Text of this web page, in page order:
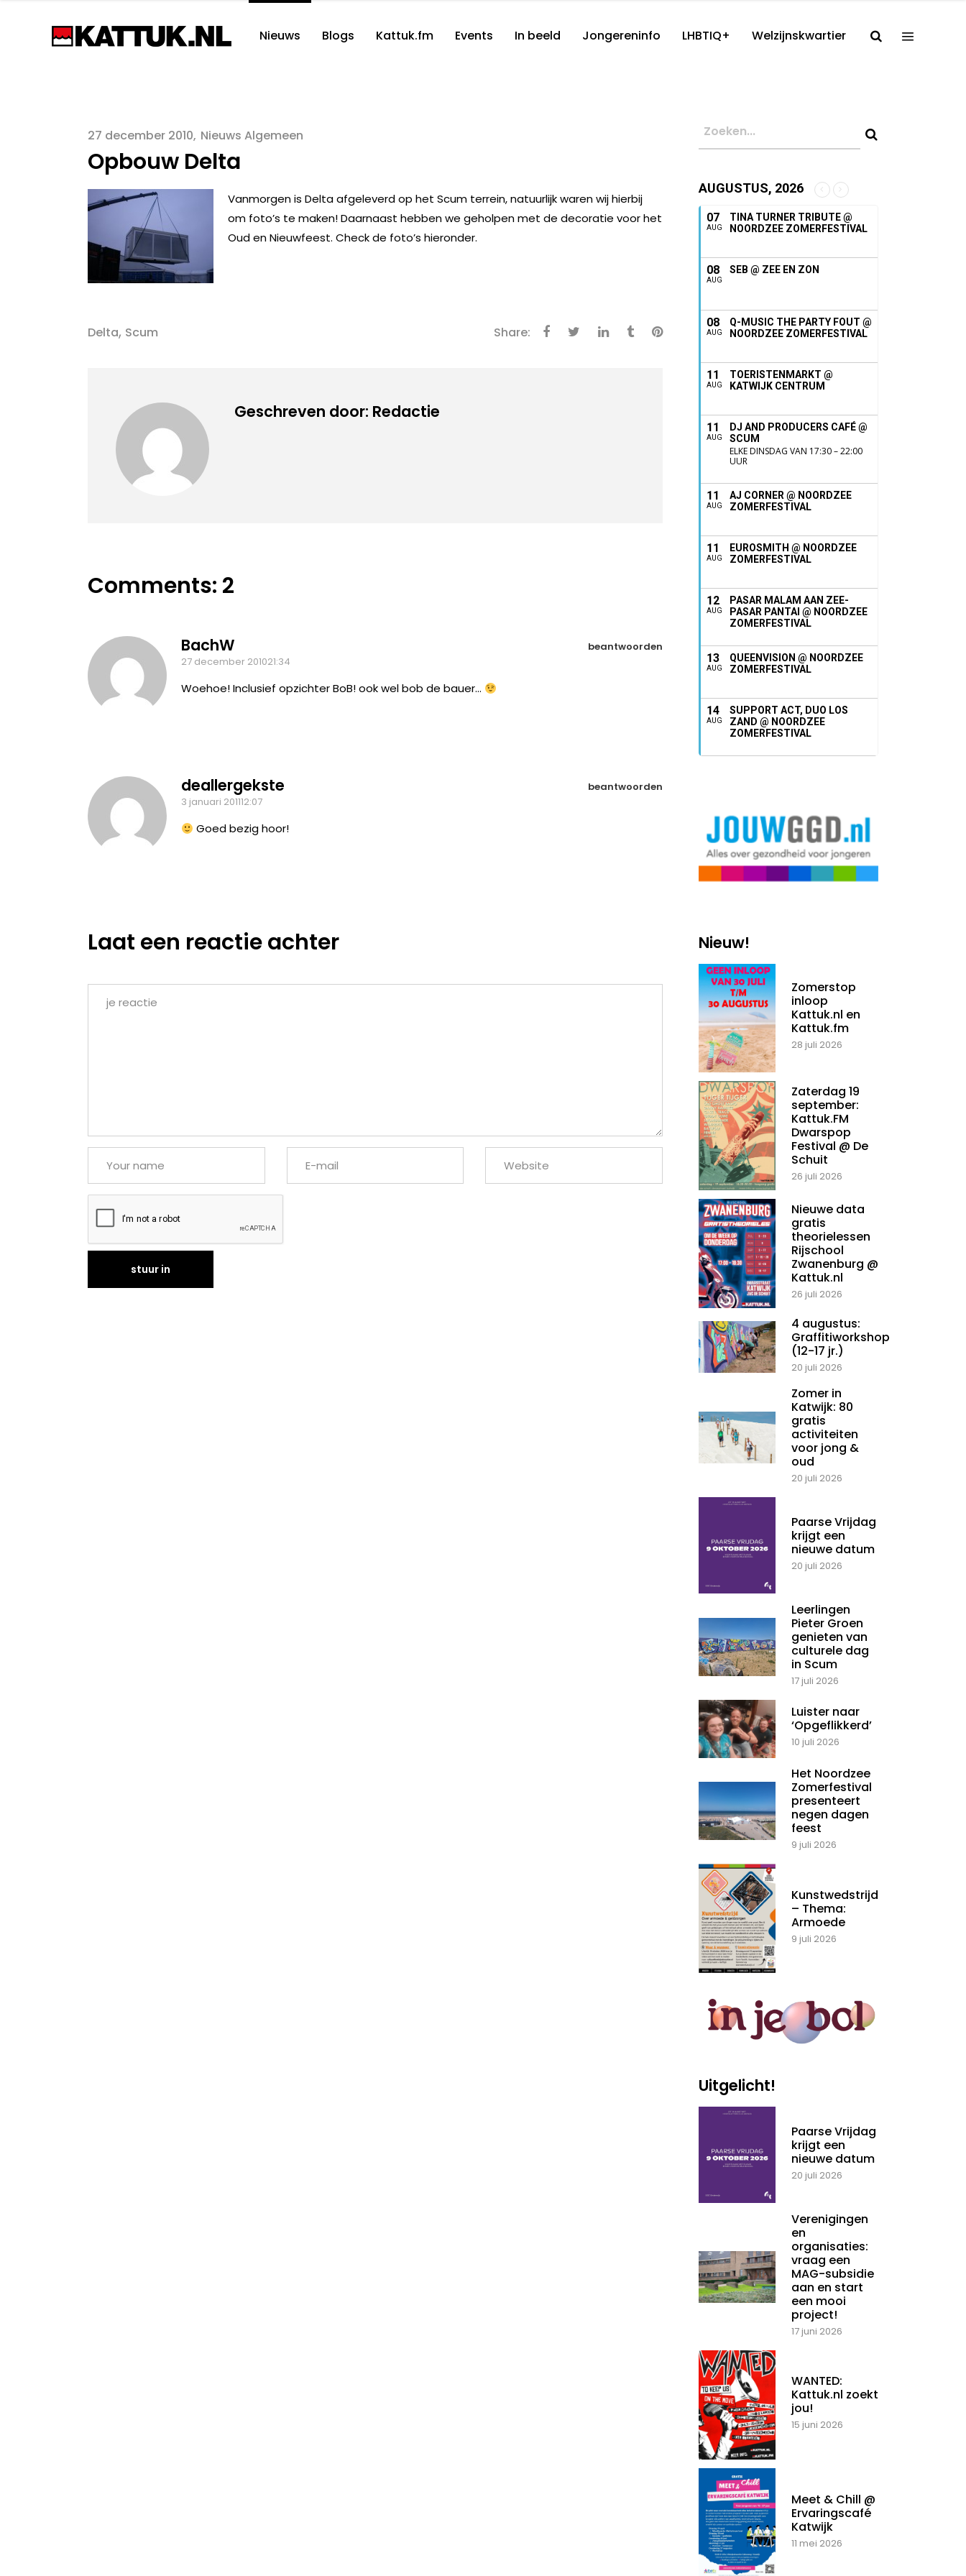
Nieuws Blogs Kattuk.fm Events In beeld Jongereninfo LHBTIQ+ Welzijnskwartier
27 december 2010 Nieuws Algemeen
Opbouw Delta
Vanmorgen is Delta afgeleverd op het Scum terrein, natuurlijk waren wij hierbij
om foto’s te maken! Daarnaast hebben we geholpen met de decoratie voor het
Oud en Nieuwfeest. Check de foto’s hieronder.
Delta, Scum Share:
Geschreven door: Redactie
Comments: 2
BachW
beantwoorden
27 december 201021:34
Woehoe! Inclusief opzichter BoB! ook wel bob de bauer…
deallergekste
beantwoorden
3 januari 201112:07
Goed bezig hoor!
Laat een reactie achter
AUGUSTUS, 2026
07
AUG
TINA TURNER TRIBUTE @
NOORDZEE ZOMERFESTIVAL
08
AUG
SEB @ ZEE EN ZON
08
AUG
Q-MUSIC THE PARTY FOUT @
NOORDZEE ZOMERFESTIVAL
11
AUG
TOERISTENMARKT @
KATWIJK CENTRUM
11
AUG
DJ AND PRODUCERS CAFÉ @
SCUM
ELKE DINSDAG VAN 17:30 – 22:00
UUR
11
AUG
AJ CORNER @ NOORDZEE
ZOMERFESTIVAL
11
AUG
EUROSMITH @ NOORDZEE
ZOMERFESTIVAL
12
AUG
PASAR MALAM AAN ZEE-
PASAR PANTAI @ NOORDZEE
ZOMERFESTIVAL
13
AUG
QUEENVISION @ NOORDZEE
ZOMERFESTIVAL
14
AUG
SUPPORT ACT, DUO LOS
ZAND @ NOORDZEE
ZOMERFESTIVAL
Nieuw!
Zomerstop
inloop
Kattuk.nl en
Kattuk.fm
28 juli 2026
Zaterdag 19
september:
Kattuk.FM
Dwarspop
Festival @ De
Schuit
26 juli 2026
Nieuwe data
gratis
theorielessen
Rijschool
Zwanenburg @
Kattuk.nl
26 juli 2026
4 augustus:
Graffitiworkshop
(12-17 jr.)
20 juli 2026
Zomer in
Katwijk: 80
gratis
activiteiten
voor jong &
oud
20 juli 2026
Paarse Vrijdag
krijgt een
nieuwe datum
20 juli 2026
Leerlingen
Pieter Groen
genieten van
culturele dag
in Scum
17 juli 2026
Luister naar
‘Opgeflikkerd’
10 juli 2026
Het Noordzee
Zomerfestival
presenteert
negen dagen
feest
9 juli 2026
Kunstwedstrijd
– Thema:
Armoede
9 juli 2026
Uitgelicht!
Paarse Vrijdag
krijgt een
nieuwe datum
20 juli 2026
Verenigingen
en
organisaties:
vraag een
MAG-subsidie
aan en start
een mooi
project!
17 juni 2026
WANTED:
Kattuk.nl zoekt
jou!
15 juni 2026
Meet & Chill @
Ervaringscafé
Katwijk
11 mei 2026